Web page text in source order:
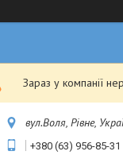
Зараз у компанії
вул.Воля, Рівне,
+380 (63) 956-85-31